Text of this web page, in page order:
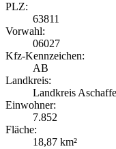
PLZ:
63811
Vorwahl:
06027
Kfz-Kennzeichen:
AB
Landkreis:
Landkreis
Einwohner:
7.852
Fläche:
18,87 km²